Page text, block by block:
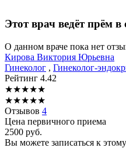
Этот врач ведёт прём
О данном враче пока нет
Кирова Виктория Юрьевна
Гинеколог , Гинеколог-
Рейтинг 4.42
★★★★★
★★★★★
Отзывов 4
Цена первичного приема
2500 руб.
Вы можете записаться к